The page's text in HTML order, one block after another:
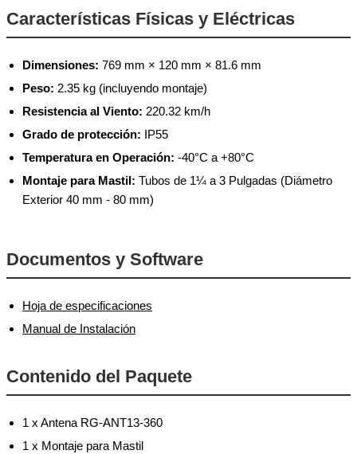
Características Físicas y Eléctricas
Dimensiones: 769 mm × 120 mm × 81.6 mm
Peso: 2.35 kg (incluyendo montaje)
Resistencia al Viento: 220.32 km/h
Grado de protección: IP55
Temperatura en Operación: -40°C a +80°C
Montaje para Mastil: Tubos de 1¼ a 3 Pulgadas (Diámetro
Exterior 40 mm - 80 mm)
Documentos y Software
Hoja de especificaciones
Manual de Instalación
Contenido del Paquete
1 x Antena RG-ANT13-360
1 x Montaje para Mastil